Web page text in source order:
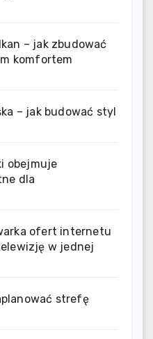
– jak zbudować
komfortem
– jak budować styl
obejmuje
dla
ofert internetu
w jednej
strefę